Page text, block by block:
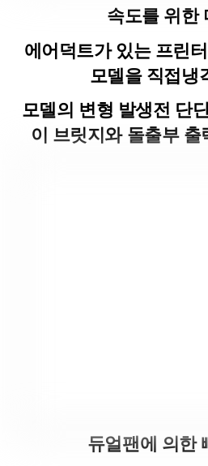
속도를 위한
에어덕트가 있는 프린
모델을 직접냉
모델의 변형 발생전 단
이 브릿지와 돌출부
듀얼팬에 의한